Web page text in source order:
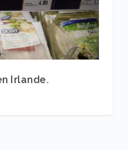
Irlande.